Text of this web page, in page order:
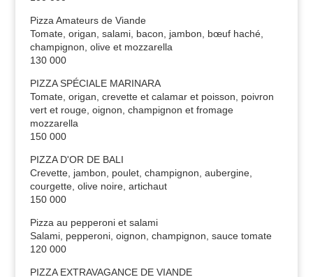
Pizza Amateurs de Viande
Tomate, origan, salami, bacon, jambon, bœuf haché,
champignon, olive et mozzarella
130 000
PIZZA SPÉCIALE MARINARA
Tomate, origan, crevette et calamar et poisson, poivron
vert et rouge, oignon, champignon et fromage
mozzarella
150 000
PIZZA D'OR DE BALI
Crevette, jambon, poulet, champignon, aubergine,
courgette, olive noire, artichaut
150 000
Pizza au pepperoni et salami
Salami, pepperoni, oignon, champignon, sauce tomate
120 000
PIZZA EXTRAVAGANCE DE VIANDE